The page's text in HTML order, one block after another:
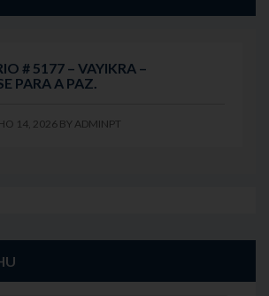
# 5177 – VAYIKRA –
PARA A PAZ.
14, 2026BY ADMINPT